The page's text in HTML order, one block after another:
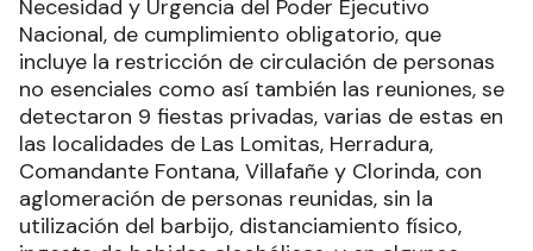
Necesidad y Urgencia del Poder Ejecutivo
Nacional, de cumplimiento obligatorio, que
incluye la restricción de circulación de personas
no esenciales como así también las reuniones, se
detectaron 9 fiestas privadas, varias de estas en
las localidades de Las Lomitas, Herradura,
Comandante Fontana, Villafañe y Clorinda, con
aglomeración de personas reunidas, sin la
utilización del barbijo, distanciamiento físico,